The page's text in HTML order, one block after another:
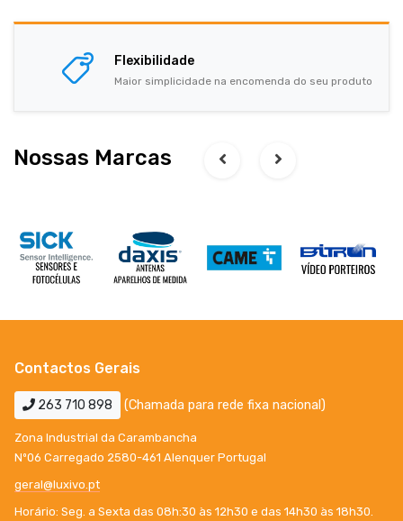
Flexibilidade
Maior simplicidade na encomenda do seu produto
Nossas Marcas
Contactos Gerais
263 710 898 (Chamada para rede fixa nacional)
Zona Industrial da Carambancha
Nº06 Carregado 2580-461 Alenquer Portugal
geral@luxivo.pt
Horário: Seg. a Sexta das 08h:30 às 12h30 e das 14h30 às 18h30.